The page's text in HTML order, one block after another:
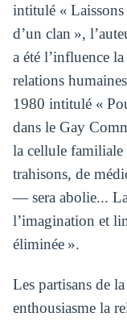
intitulé «
d’un clan »,
a été l’influence
relations
1980 intitulé «
dans le Gay
la cellule
trahisons, de
— sera abolie...
l’imagination et
éliminée ».
Les partisans de
enthousiasme la